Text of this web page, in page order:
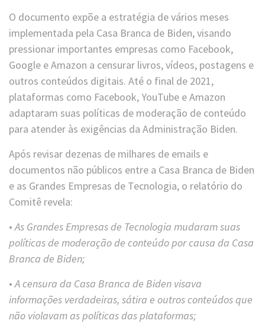
O documento expõe a estratégia de vários meses
implementada pela Casa Branca de Biden, visando
pressionar importantes empresas como Facebook,
Google e Amazon a censurar livros, vídeos, postagens e
outros conteúdos digitais. Até o final de 2021,
plataformas como Facebook, YouTube e Amazon
adaptaram suas políticas de moderação de conteúdo
para atender às exigências da Administração Biden.
Após revisar dezenas de milhares de emails e
documentos não públicos entre a Casa Branca de Biden
e as Grandes Empresas de Tecnologia, o relatório do
Comitê revela:
•As Grandes Empresas de Tecnologia mudaram suas
políticas de moderação de conteúdo por causa da Casa
Branca de Biden;
•A censura da Casa Branca de Biden visava
informações verdadeiras, sátira e outros conteúdos que
não violavam as políticas das plataformas;